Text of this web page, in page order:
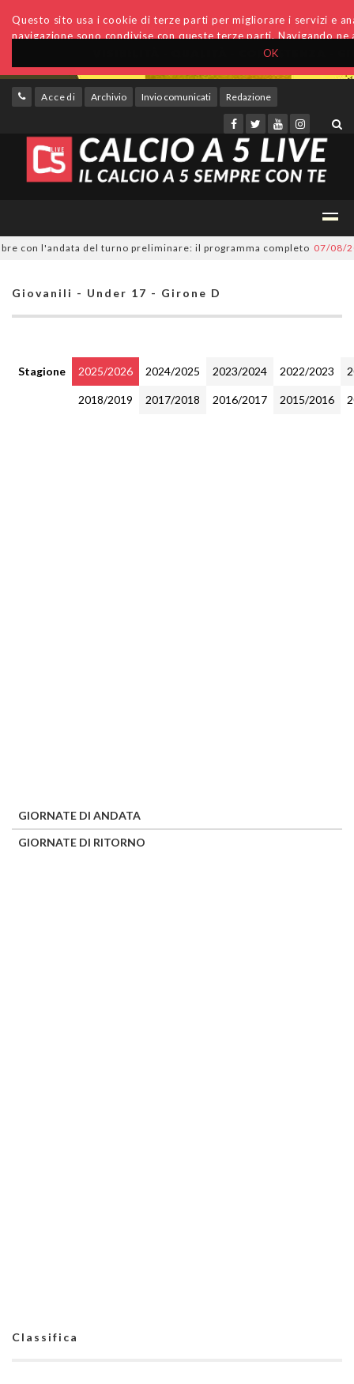
OK
Questo sito usa i cookie di terze parti per migliorare i servizi e
navigazione sono condivise con queste terze parti. Navigando
Accedi Archivio Invio comunicati Redazione
l'andata del turno preliminare: il programma completo 07/08/2026
Giovanili - Under 17 - Girone D
Stagione 2025/2026 2024/2025 2023/2024 2022/2023
2018/2019 2017/2018 2016/2017 2015/2016
GIORNATE DI ANDATA
GIORNATE DI RITORNO
Classifica